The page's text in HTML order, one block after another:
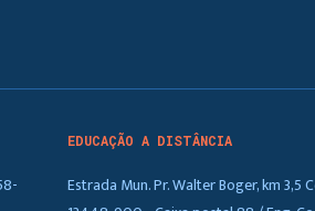
EDUCAÇÃO A DISTÂNCIA
Estrada Mun. Pr. Walter Boger, km 3,5